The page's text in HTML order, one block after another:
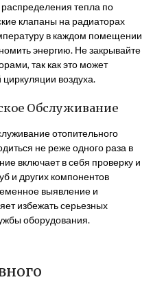
тепла по
клапаны на радиаторах
в каждом помещении
энергию. Не закрывайте
так как это может
воздуха.
Обслуживание
отопительного
не реже одного раза в
включает в себя проверку и
и других компонентов
выявление и
избежать серьезных
оборудования.